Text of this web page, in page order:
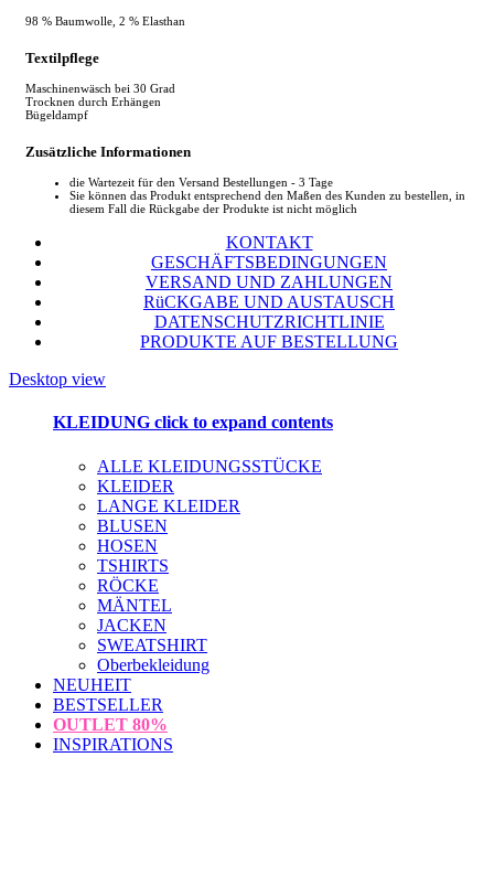
98 % Baumwolle, 2 % Elasthan
Textilpflege
Maschinenwäsch bei 30 Grad
Trocknen durch Erhängen
Bügeldampf
Zusätzliche Informationen
die Wartezeit für den Versand Bestellungen - 3 Tage
Sie können das Produkt entsprechend den Maßen des Kunden zu bestellen, in
diesem Fall die Rückgabe der Produkte ist nicht möglich
KONTAKT
GESCHÄFTSBEDINGUNGEN
VERSAND UND ZAHLUNGEN
RüCKGABE UND AUSTAUSCH
DATENSCHUTZRICHTLINIE
PRODUKTE AUF BESTELLUNG
Desktop view
KLEIDUNG click to expand contents
ALLE KLEIDUNGSSTÜCKE
KLEIDER
LANGE KLEIDER
BLUSEN
HOSEN
TSHIRTS
RÖCKE
MÄNTEL
JACKEN
SWEATSHIRT
Oberbekleidung
NEUHEIT
BESTSELLER
OUTLET 80%
INSPIRATIONS